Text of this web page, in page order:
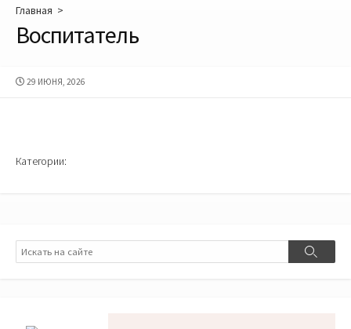
Главная >
Воспитатель
ДАТА
29 ИЮНЯ, 2026
Категории:
Поиск
Поиск